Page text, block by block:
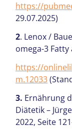
https://
29.07.2025)
2. Lenox /
omega-3
https://
m.12033
3. Ernährung
Diätetik –
2022, Seite